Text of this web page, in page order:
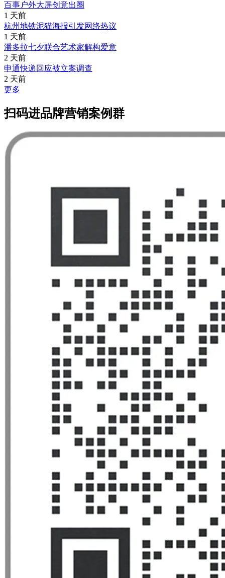
百事户外大屏创意出圈
1 天前
杭州地铁泥猫海报引发网络热议
1 天前
潘多拉七夕联合艺术家解构爱意
2 天前
申通快递回应被立案调查
2 天前
更多
扫码进品牌营销案例群